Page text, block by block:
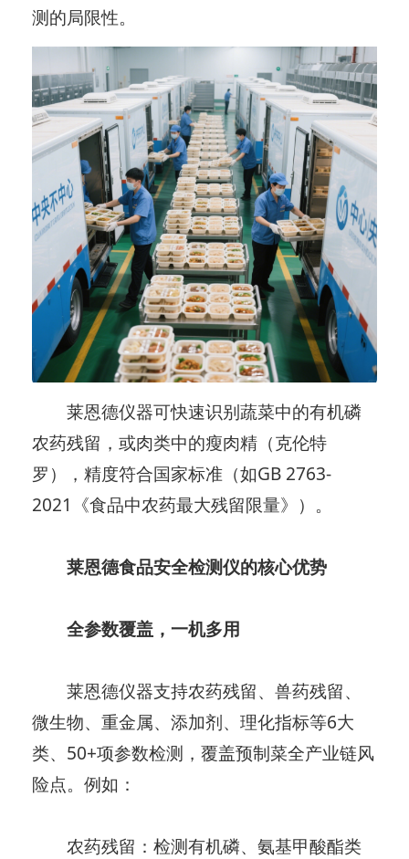
测的局限性。
莱恩德仪器可快速识别蔬菜中的有机磷
农药残留，或肉类中的瘦肉精（克伦特
罗），精度符合国家标准（如GB 2763-
2021《食品中农药最大残留限量》）。
莱恩德食品安全检测仪的核心优势
全参数覆盖，一机多用
莱恩德仪器支持农药残留、兽药残留、
微生物、重金属、添加剂、理化指标等6大
类、50+项参数检测，覆盖预制菜全产业链风
险点。例如：
农药残留：检测有机磷、氨基甲酸酯类